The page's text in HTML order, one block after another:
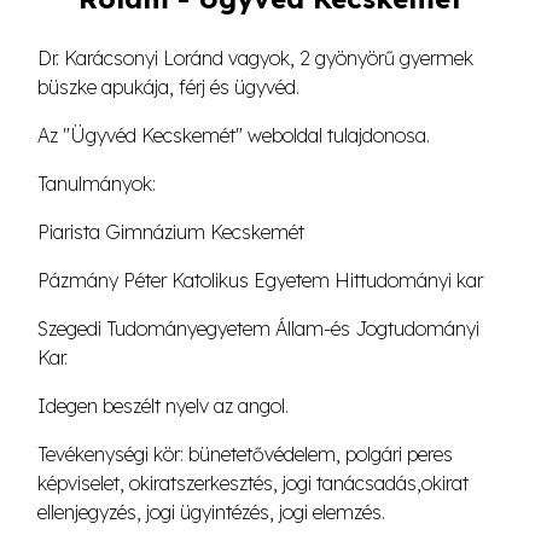
Dr. Karácsonyi Loránd vagyok, 2 gyönyörű gyermek
büszke apukája, férj és ügyvéd.
Az "Ügyvéd Kecskemét" weboldal tulajdonosa.
Tanulmányok:
Piarista Gimnázium Kecskemét
Pázmány Péter Katolikus Egyetem Hittudományi kar
Szegedi Tudományegyetem Állam-és Jogtudományi
Kar.
Idegen beszélt nyelv az angol.
Tevékenységi kör: bünetetővédelem, polgári peres
képviselet, okiratszerkesztés, jogi tanácsadás,okirat
ellenjegyzés, jogi ügyintézés, jogi elemzés.